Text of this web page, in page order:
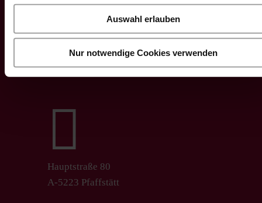
Auswahl erlauben
Nur notwendige Cookies verwenden
Hubers Landhendl
GmbH

Hauptstraße 80
A-5223 Pfaffstätt